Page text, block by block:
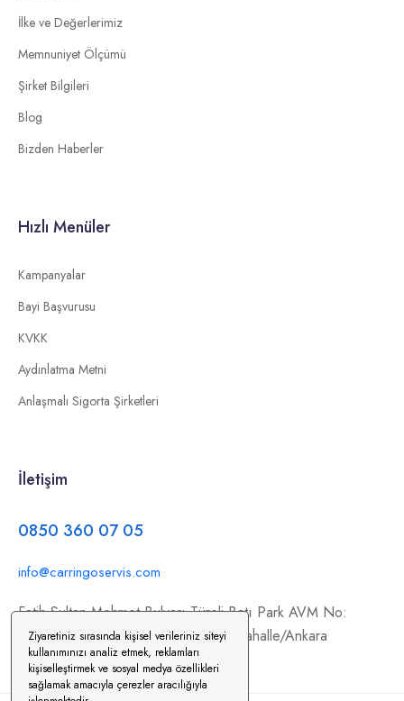
Ziyaretiniz sırasında kişisel verileriniz siteyi
kullanımınızı analiz etmek, reklamları
kişiselleştirmek ve sosyal medya özellikleri
sağlamak amacıyla çerezler aracılığıyla
İlke ve Değerlerimiz
Memnuniyet Ölçümü
Şirket Bilgileri
Blog
Bizden Haberler
Hızlı Menüler
Kampanyalar
Bayi Başvurusu
KVKK
Aydınlatma Metni
Anlaşmalı Sigorta Şirketleri
İletişim
0850 360 07 05
info@carringoservis.com
Fatih Sultan Mehmet Bulvarı Türeli Batı Park AVM No:
354/C11, İstanbul Yolu, 06370 Yenimahalle/Ankara